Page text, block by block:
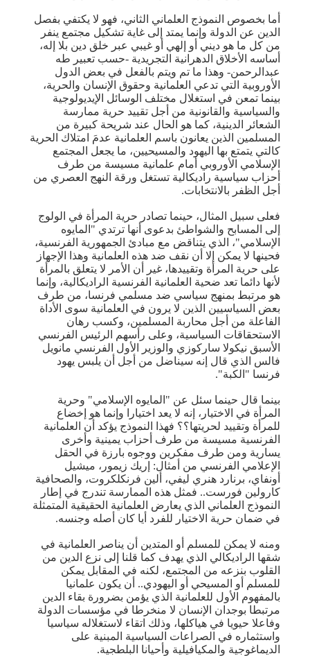
أما بخصوص النموذج العلماني الثاني، فهو لا يكتفي بفصل
الدين عن الدولة وإنما يمتد إلى غاية تشكيل مجتمع ينفر
من كل ما هو ديني أو إلهي أو غيبي عبر خلق دين بلا إله،
أساسه الأخلاق الدهرانية التجريدية -حسب تعبير طه
عبدالرحمن- وهذا ما تم ويتم بالفعل في بعض الدول
الأوروبية التي تدعي العلمانية وحقوق الإنسان والحرية،
بينما تمعن في استغلال مختلف الوسائل الإيديولوجية
والسياسية والقانونية من أجل تقييد حرية ممارسة
الشعائر الدينية، كما هو الحال عند شريحة كبيرة من
المسلمين الذين يعانون باسم العلمانية عدمَ امتلاك الحرية
كالتي يتمتع بها اليهود والمسيحيين، ما يجعل المجتمع
الإسلامي الأوروبي أمام علمانية مسيسة من طرف
أحزاب سياسية راديكالية تستغل ورقة النهج العصري من
أجل الظفر بالانتخابات.
فعلى سبيل المثال، حينما تصادر حرية المرأة في الولوج
إلى المسابح والشواطئ بدعوى أنها ترتدي "المايوه
الإسلامي"، الذي يتناقض مع مبادئ الجمهورية الفرنسية،
فحينها لا يمكن إلا أن نقف ضد هذه العلمانية وهذا الإجهاز
على حرية المرأة وتقييدها، غير أن الأمر لا يتعلق بالمرأة
لأنها دائما تعد ضحية العلمانية الفرنسية الراديكالية، وإنما
هو مرتبط بمنهج سياسي ضد مسلمي فرنسا، من طرف
بعض السياسيين الذين لا يرون في العلمانية سوى الأداة
الفاعلة من أجل محاربة المسلمين، وكسب رهان
الاستحقاقات السياسية، وعلى رأسهم الرئيس الفرنسي
الأسبق نيكولا ساركوزي والوزير الأول الفرنسي مانويل
فالس الذي قال إنه سيناضل من أجل أن يلبس يهود
فرنسا "الكبة".
بينما قال حينما سئل عن "المايوه الإسلامي" وحرية
المرأة في الاختيار، إنه لا يعد اختيارا وإنما هو إخضاع
للمرأة وتقييد لحريتها؟؟ فهذا النموذج يؤكد أن العلمانية
الفرنسية مسيسة من طرف أحزاب يمينية وأخرى
يسارية ومن طرف مفكرين ووجوه بارزة في الحقل
الإعلامي الفرنسي من أمثال: إريك زيمور، ميشيل
أونفاي، برنارد هنري ليفي، ألين فرنكلكروت، والصحافية
كارولين فورست.. فمثل هذه الممارسة تندرج في إطار
النموذج العلماني الذي يعارض العلمانية الحقيقية المتمثلة
في ضمان حرية الاختيار للفرد أيا كان أصله وجنسه.
ومنه لا يمكن للمسلم أو المتدين أن يناصر العلمانية في
شقها الراديكالي الذي يهدف كما قلنا إلى نزع الدين من
القلوب بنزعه من المجتمع، لكنه في المقابل يمكن
للمسلم أو المسيحي أو اليهودي.. أن يكون علمانيا
بالمفهوم الأول للعلمانية الذي يؤمن بضرورة بقاء الدين
مرتبطا بوجدان الإنسان لا منخرطا في مؤسسات الدولة
وفاعلا حيويا في هياكلها، وذلك اتقاء لاستغلاله سياسيا
واستثماره في الصراعات السياسية المبنية على
الديماغوجية والمكيافيلية وأحيانا البلطجية.